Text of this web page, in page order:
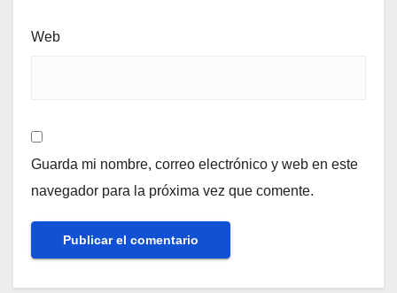
Web
Guarda mi nombre, correo electrónico y web en este
navegador para la próxima vez que comente.